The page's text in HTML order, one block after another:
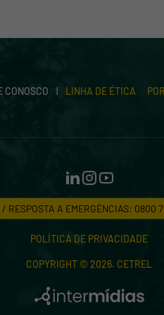
CONOSCO LINHA DE ÉTICA
/ RESPOSTA A EMERGÊNCIAS: 0800
POLÍTICA DE PRIVACIDADE
COPYRIGHT © 2026. CETREL